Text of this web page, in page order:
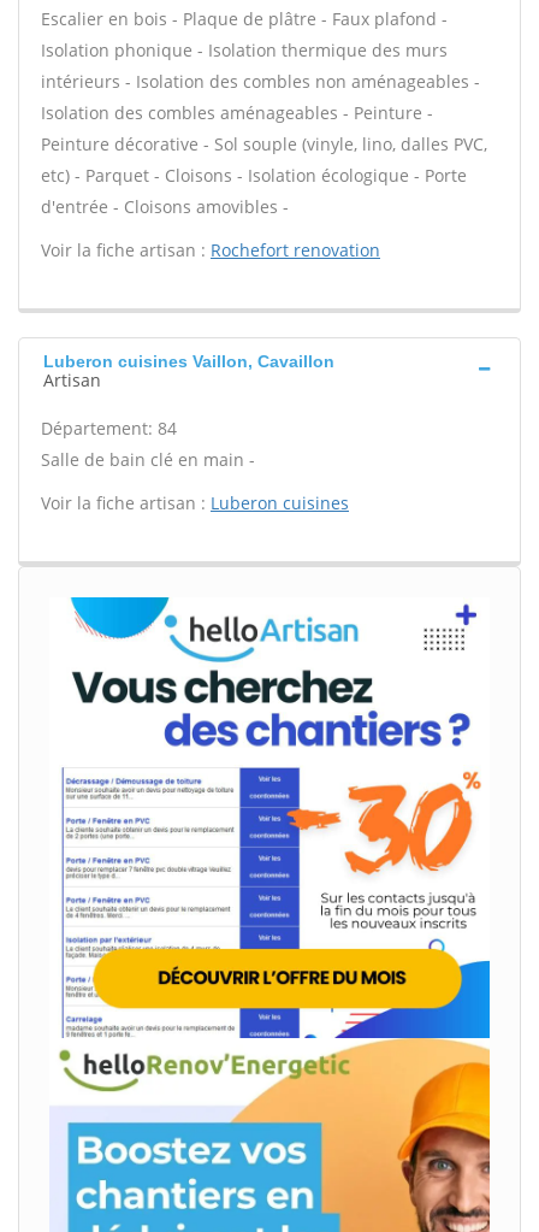
Escalier en bois - Plaque de plâtre - Faux plafond -
Isolation phonique - Isolation thermique des murs
intérieurs - Isolation des combles non aménageables -
Isolation des combles aménageables - Peinture -
Peinture décorative - Sol souple (vinyle, lino, dalles PVC,
etc) - Parquet - Cloisons - Isolation écologique - Porte
d'entrée - Cloisons amovibles -
Voir la fiche artisan : Rochefort renovation
Luberon cuisines Vaillon, Cavaillon
Artisan
Département: 84
Salle de bain clé en main -
Voir la fiche artisan : Luberon cuisines